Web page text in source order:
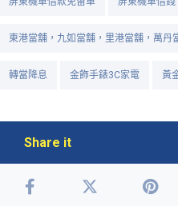
東港當舖，九如當舖，里港當舖，萬丹
轉當降息 金飾手錶3C家電 黃